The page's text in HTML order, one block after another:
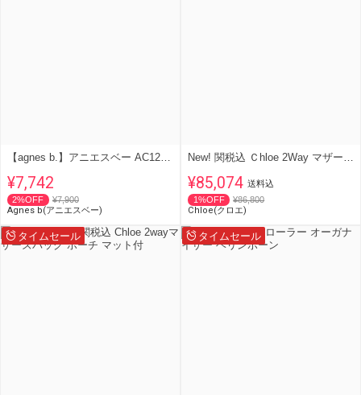
【agnes b.】アニエスベー AC12 E SAC ロゴハンドバッグ
¥7,742
2%OFF ¥7,900
Agnes b(アニエスベー)
New! 関税込 Ｃhloe 2Way マザーズ バッグ ポーチ付
¥85,074 送料込
1%OFF
¥86,800
Chloe(クロエ)
タイムセール タイムセール